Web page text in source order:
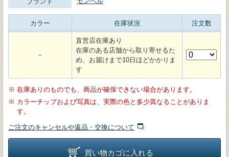
カラー 在庫状況 注文数
－
直営店在庫あり
在庫のある店舗から取り寄せるた
め、お届けまで10日ほどかかりま
す
※ 在庫ありのものでも、商品が確保できない場合があります。
※ カラーチップおよび写真は、実際の色と多少異なることがありま
す。
ご注文のキャンセルや返品・交換について
買い物カゴに入れる